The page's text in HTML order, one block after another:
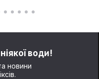
води!
новини